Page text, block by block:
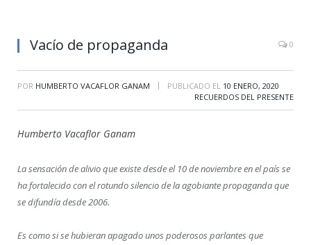
Vacío de propaganda 0
POR HUMBERTO VACAFLOR GANAM | PUBLICADO EL 10 ENERO, 2020
RECUERDOS DEL PRESENTE
Humberto Vacaflor Ganam
La sensación de alivio que existe desde el 10 de noviembre en el país se
ha fortalecido con el rotundo silencio de la agobiante propaganda que
se difundía desde 2006.
Es como si se hubieran apagado unos poderosos parlantes que